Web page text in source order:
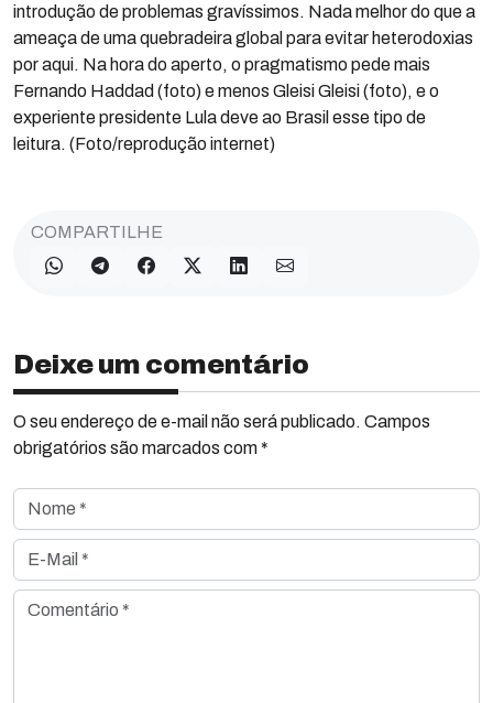
introdução de problemas gravíssimos. Nada melhor do que a
ameaça de uma quebradeira global para evitar heterodoxias
por aqui. Na hora do aperto, o pragmatismo pede mais
Fernando Haddad (foto) e menos Gleisi Gleisi (foto), e o
experiente presidente Lula deve ao Brasil esse tipo de
leitura. (Foto/reprodução internet)
COMPARTILHE
Deixe um comentário
O seu endereço de e-mail não será publicado. Campos
obrigatórios são marcados com *
Nome *
E-Mail *
Comentário *